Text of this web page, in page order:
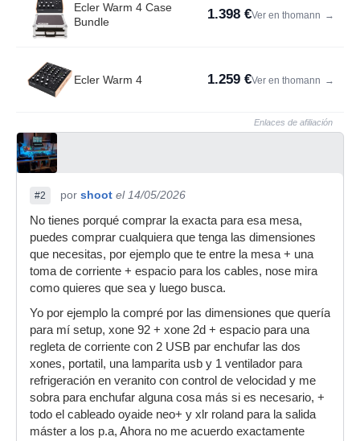
Ecler Warm 4 Case
Bundle
1.398 €Ver en thomann →
Ecler Warm 4 1.259 €Ver en thomann →
Enlaces de afiliación
#2 por shoot el 14/05/2026
No tienes porqué comprar la exacta para esa mesa,
puedes comprar cualquiera que tenga las dimensiones
que necesitas, por ejemplo que te entre la mesa + una
toma de corriente + espacio para los cables, nose mira
como quieres que sea y luego busca.
Yo por ejemplo la compré por las dimensiones que quería
para mí setup, xone 92 + xone 2d + espacio para una
regleta de corriente con 2 USB par enchufar las dos
xones, portatil, una lamparita usb y 1 ventilador para
refrigeración en veranito con control de velocidad y me
sobra para enchufar alguna cosa más si es necesario, +
todo el cableado oyaide neo+ y xlr roland para la salida
máster a los p.a, Ahora no me acuerdo exactamente